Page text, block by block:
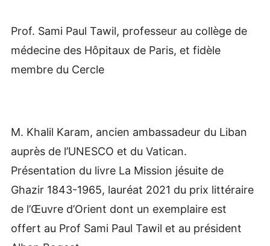
Prof. Sami Paul Tawil, professeur au collège de
médecine des Hôpitaux de Paris, et fidèle
membre du Cercle
M. Khalil Karam, ancien ambassadeur du Liban
auprès de l’UNESCO et du Vatican.
Présentation du livre La Mission jésuite de
Ghazir 1843-1965, lauréat 2021 du prix littéraire
de l’Œuvre d’Orient dont un exemplaire est
offert au Prof Sami Paul Tawil et au président